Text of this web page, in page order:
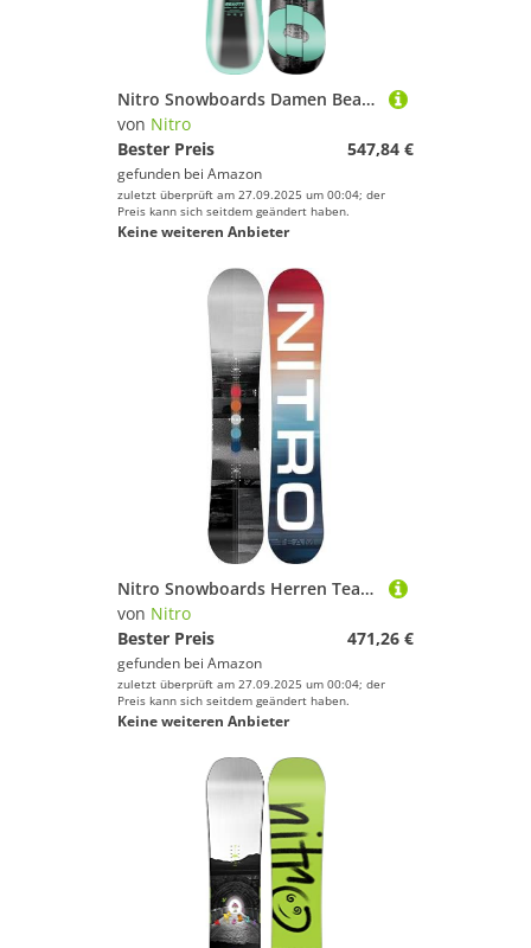
Nitro Snowboards Damen Beauty BRD ´25, Freestyleboard, Twin, Trüe Camber, Park
von Nitro
Bester Preis
547,84 €
gefunden bei Amazon
zuletzt überprüft am 27.09.2025 um 00:04; der
Preis kann sich seitdem geändert haben.
Keine weiteren Anbieter
Nitro Snowboards Herren Team GULLWING BRD ´23, Freestyleboard, Directional Twin, Gullwing Rocker, All-Terrain
von Nitro
Bester Preis
471,26 €
gefunden bei Amazon
zuletzt überprüft am 27.09.2025 um 00:04; der
Preis kann sich seitdem geändert haben.
Keine weiteren Anbieter